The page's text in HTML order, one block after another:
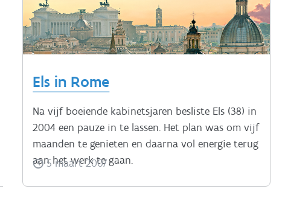
Els in Rome
Na vijf boeiende kabinetsjaren besliste Els (38) in
2004 een pauze in te lassen. Het plan was om vijf
maanden te genieten en daarna vol energie terug
aan het werk te gaan.
5 maart 2007